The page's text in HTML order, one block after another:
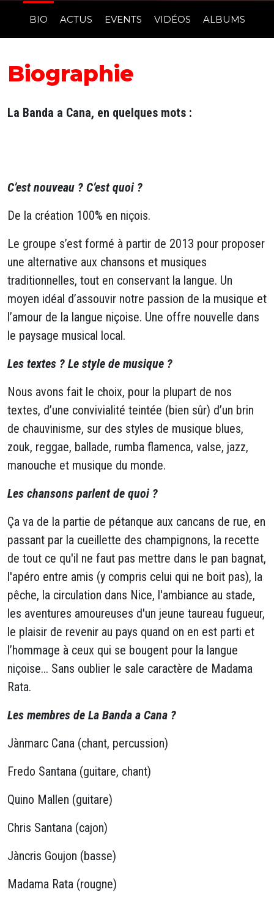
BIO ACTUS EVENTS VIDÉOS ALBUMS
Biographie
La Banda a Cana, en quelques mots :
C’est nouveau ? C’est quoi ?
De la création 100% en niçois.
Le groupe s’est formé à partir de 2013 pour proposer
une alternative aux chansons et musiques
traditionnelles, tout en conservant la langue. Un
moyen idéal d’assouvir notre passion de la musique et
l’amour de la langue niçoise. Une offre nouvelle dans
le paysage musical local.
Les textes ? Le style de musique ?
Nous avons fait le choix, pour la plupart de nos
textes, d’une convivialité teintée (bien sûr) d’un brin
de chauvinisme, sur des styles de musique blues,
zouk, reggae, ballade, rumba flamenca, valse, jazz,
manouche et musique du monde.
Les chansons parlent de quoi ?
Ça va de la partie de pétanque aux cancans de rue, en
passant par la cueillette des champignons, la recette
de tout ce qu'il ne faut pas mettre dans le pan bagnat,
l'apéro entre amis (y compris celui qui ne boit pas), la
pêche, la circulation dans Nice, l'ambiance au stade,
les aventures amoureuses d'un jeune taureau fugueur,
le plaisir de revenir au pays quand on en est parti et
l’hommage à ceux qui se bougent pour la langue
niçoise... Sans oublier le sale caractère de Madama
Rata.
Les membres de La Banda a Cana ?
Jànmarc Cana (chant, percussion)
Fredo Santana (guitare, chant)
Quino Mallen (guitare)
Chris Santana (cajon)
Jàncris Goujon (basse)
Madama Rata (rougne)